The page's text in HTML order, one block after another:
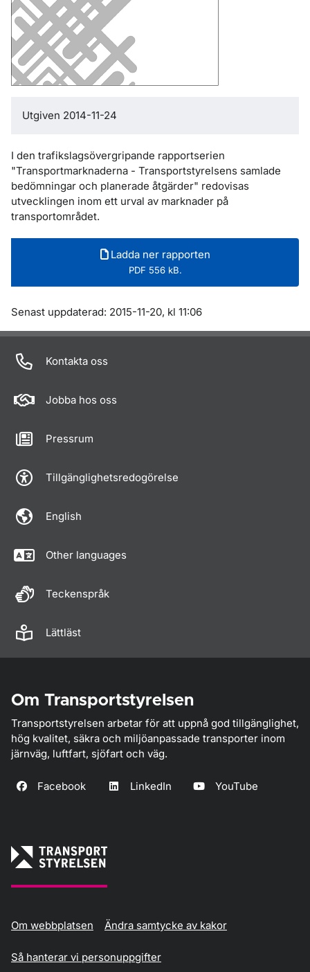
Utgiven 2014-11-24
I den trafikslagsövergripande rapportserien
"Transportmarknaderna - Transportstyrelsens samlade
bedömningar och planerade åtgärder" redovisas
utvecklingen inom ett urval av marknader på
transportområdet.
Ladda ner rapporten
PDF 556 kB.
Om sidan
Senast uppdaterad: 2015-11-20, kl 11:06
Kontakta oss
Jobba hos oss
Pressrum
Tillgänglighetsredogörelse
English
Other languages
Teckenspråk
Lättläst
Om Transportstyrelsen
Transportstyrelsen arbetar för att uppnå god tillgänglighet,
hög kvalitet, säkra och miljöanpassade transporter inom
järnväg, luftfart, sjöfart och väg.
Facebook LinkedIn YouTube
Om webbplatsen Ändra samtycke av kakor
Så hanterar vi personuppgifter